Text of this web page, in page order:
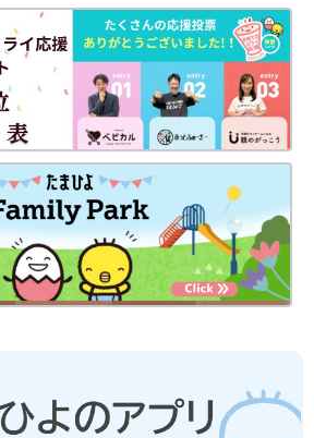
は、面会時は入室前に防護服を来て粘着
も履き替え、マスクをつけて面会しま
も必ず毎日洗濯しなくてはいけません。
きたので、とても助かりました。長期間
ハウスがあることでしっかり体調管理が
体調をくずしたら代わりはいませんか
ひかずにすんだのは本当によかったで
とあきらかな違いが